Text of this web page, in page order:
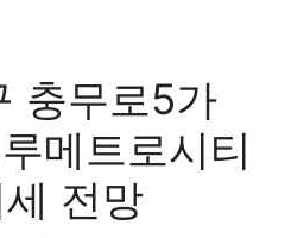
충무로5가
메트로시티
전망